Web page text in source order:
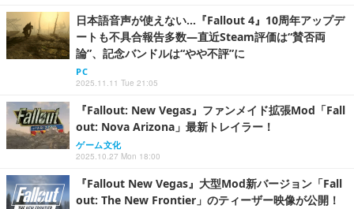
日本語音声が使えない…『Fallout 4』10周年アップデ
ートも不具合報告多数―直近Steam評価は“賛否両
論”、記念バンドルは“やや不評”に
PC
2025.11.11 Tue 21:05
『Fallout: New Vegas』ファンメイド拡張Mod「Fall
out: Nova Arizona」最新トレイラー！
ゲーム文化
2025.10.27 Mon 18:00
『Fallout New Vegas』大型Mod新バージョン「Fall
out: The New Frontier」のティーザー映像が公開！